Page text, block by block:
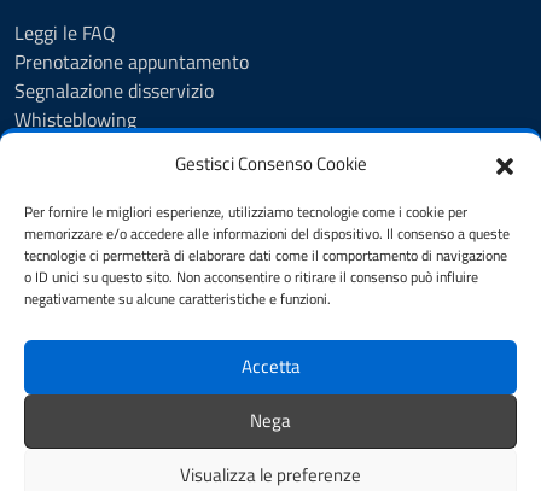
Gestisci Consenso Cookie
Per fornire le migliori esperienze, utilizziamo tecnologie come i cookie per
memorizzare e/o accedere alle informazioni del dispositivo. Il consenso a queste
tecnologie ci permetterà di elaborare dati come il comportamento di navigazione
o ID unici su questo sito. Non acconsentire o ritirare il consenso può influire
negativamente su alcune caratteristiche e funzioni.
Accetta
Nega
Visualizza le preferenze
Leggi le FAQ
Prenotazione appuntamento
Segnalazione disservizio
Whisteblowing
Albo Pretorio
Informativa privacy
Note legali
Dichiarazione di accessibilità
SEGUICI SU
Instagram Facebook